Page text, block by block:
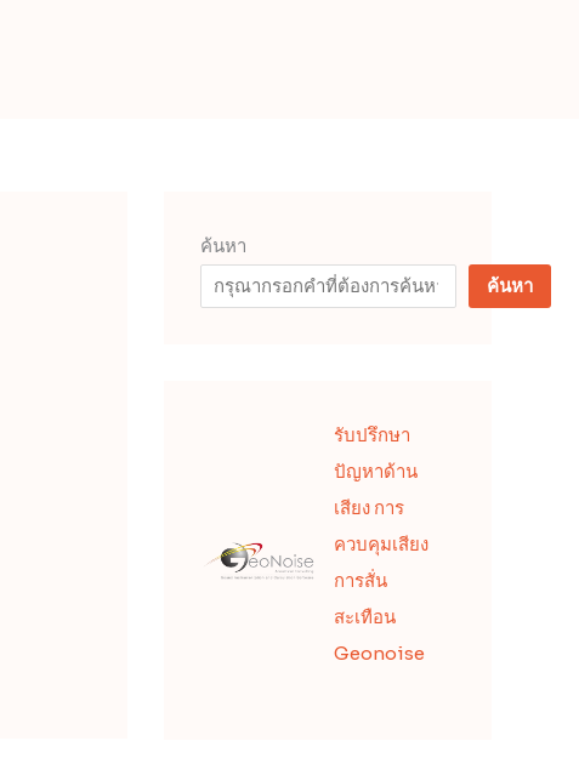
ค้นหา
ค้นหา
รับปรึกษา
ปัญหาด้าน
เสียง การ
ควบคุมเสียง
การสั่น
สะเทือน
Geonoise